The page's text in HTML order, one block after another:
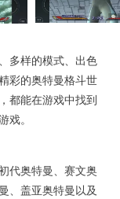
多样的模式、出色
彩的奥特曼格斗世
都能在游戏中找到
戏。
代奥特曼、赛文奥
、盖亚奥特曼以及